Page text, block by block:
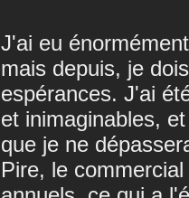
J'ai eu
mais depuis, je
espérances. J'ai
et inimaginables,
que je ne
Pire, le